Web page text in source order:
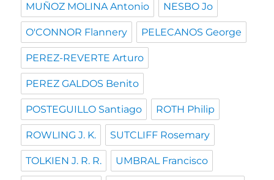
MUÑOZ MOLINA Antonio NESBO Jo
O'CONNOR Flannery PELECANOS George
PEREZ-REVERTE Arturo
PEREZ GALDOS Benito
POSTEGUILLO Santiago ROTH Philip
ROWLING J. K. SUTCLIFF Rosemary
TOLKIEN J. R. R. UMBRAL Francisco